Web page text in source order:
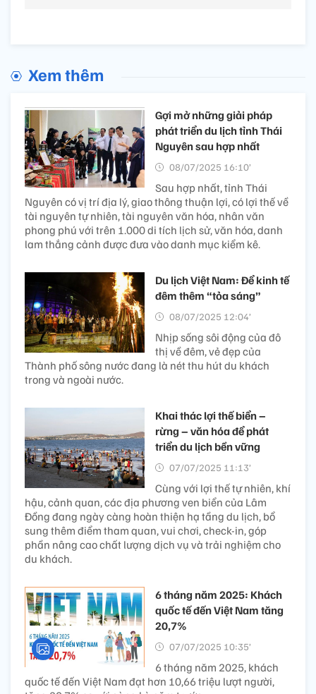
Xem thêm
Gợi mở những giải pháp
phát triển du lịch tỉnh Thái
Nguyên sau hợp nhất
08/07/2025 16:10’
Sau hợp nhất, tỉnh Thái
Nguyên có vị trí địa lý, giao thông thuận lợi, có lợi thế về
tài nguyên tự nhiên, tài nguyên văn hóa, nhân văn
phong phú với trên 1.000 di tích lịch sử, văn hóa, danh
lam thắng cảnh được đưa vào danh mục kiểm kê.
Du lịch Việt Nam: Để kinh tế
đêm thêm “tỏa sáng”
08/07/2025 12:04’
Nhịp sống sôi động của đô
thị về đêm, vẻ đẹp của
Thành phố sông nước đang là nét thu hút du khách
trong và ngoài nước.
Khai thác lợi thế biển –
rừng – văn hóa để phát
triển du lịch bền vững
07/07/2025 11:13’
Cùng với lợi thế tự nhiên, khí
hậu, cảnh quan, các địa phương ven biển của Lâm
Đồng đang ngày càng hoàn thiện hạ tầng du lịch, bổ
sung thêm điểm tham quan, vui chơi, check-in, góp
phần nâng cao chất lượng dịch vụ và trải nghiệm cho
du khách.
6 tháng năm 2025: Khách
quốc tế đến Việt Nam tăng
20,7%
07/07/2025 10:35’
6 tháng năm 2025, khách
quốc tế đến Việt Nam đạt hơn 10,66 triệu lượt người,